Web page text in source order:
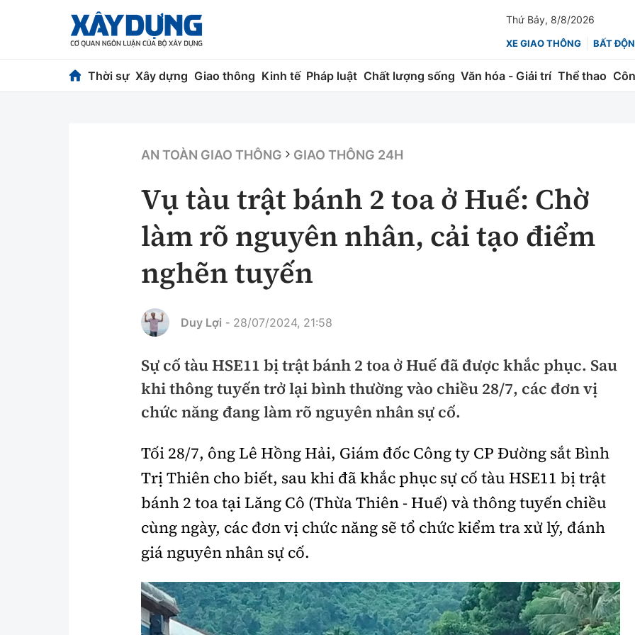
Thứ Bảy, 8/8/2026
XE GIAO THÔNG BẤT
Thời sự Xây dựng Giao thông Kinh tế Pháp luật Chất lượng sống Văn hóa - Giải trí Thể thao
Chuyện dọc đường
Chỉ đạo điều hành
Vật liệu xây dựng
Giám định chất lượng
Quản lý đô thị
Quản lý
Hàng không
Đường sắt
Hàng hải
Đường sắt đô thị
Mời thầu - Đấu thầu
Thi viết về Ngành
Chứng khoán
Bảo hiểm
An ninh hình sự
An toàn giao thông
Giao thông 24h
ATGT địa phương
Lái xe an toàn
Chung tay vì ATGT
Gương sáng giao thông
xem thêm
Chất lượng sống Văn hóa - Giải Trí
Văn hóa
Thể thao
Bóng đá
Công nghệ
Công nghệ mới
AN TOÀN GIAO THÔNG GIAO THÔNG 24H
Vụ tàu trật bánh 2 toa ở Huế: Chờ
làm rõ nguyên nhân, cải tạo điểm
nghẽn tuyến
Duy Lợi - 28/07/2024, 21:58
Sự cố tàu HSE11 bị trật bánh 2 toa ở Huế đã được khắc phục. Sau
khi thông tuyến trở lại bình thường vào chiều 28/7, các đơn vị
chức năng đang làm rõ nguyên nhân sự cố.
Tối 28/7, ông Lê Hồng Hải, Giám đốc Công ty CP Đường sắt Bình
Trị Thiên cho biết, sau khi đã khắc phục sự cố tàu HSE11 bị trật
bánh 2 toa tại Lăng Cô (Thừa Thiên - Huế) và thông tuyến chiều
cùng ngày, các đơn vị chức năng sẽ tổ chức kiểm tra xử lý, đánh
giá nguyên nhân sự cố.